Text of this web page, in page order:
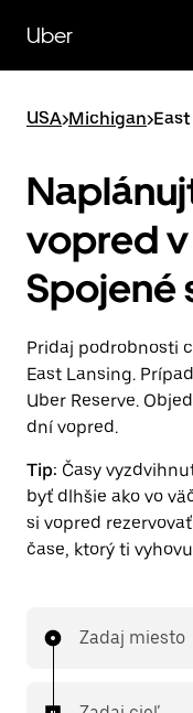
hlavný
obsah
Uber
USA>Michigan>
vopred v
Spojené
Pridaj podrobnosti
East Lansing.
Uber Reserve.
dní vopred.
Tip: Časy
byť dlhšie ako vo
si vopred
čase, ktorý ti
Zadaj miesto